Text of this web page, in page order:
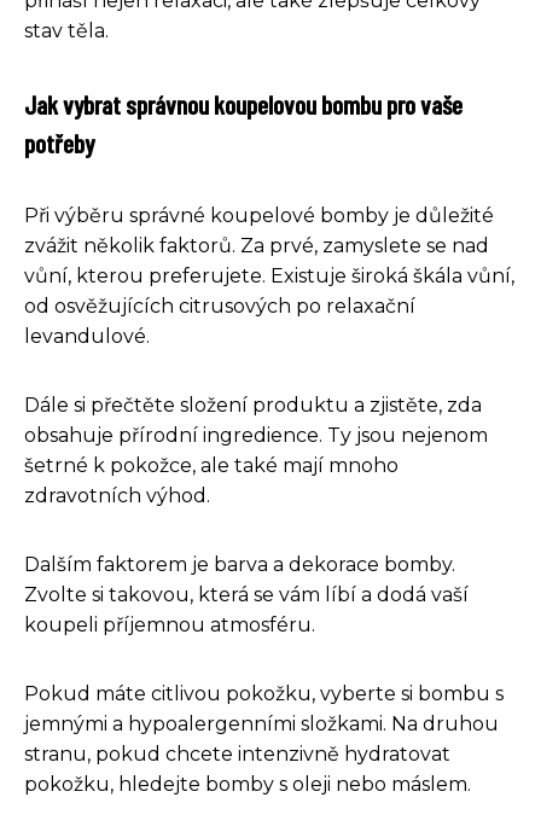
stav těla.
Jak vybrat správnou koupelovou bombu pro vaše
potřeby
Při výběru správné koupelové bomby je důležité
zvážit několik faktorů. Za prvé, zamyslete se nad
vůní, kterou preferujete. Existuje široká škála vůní,
od osvěžujících citrusových po relaxační
levandulové.
Dále si přečtěte složení produktu a zjistěte, zda
obsahuje přírodní ingredience. Ty jsou nejenom
šetrné k pokožce, ale také mají mnoho
zdravotních výhod.
Dalším faktorem je barva a dekorace bomby.
Zvolte si takovou, která se vám líbí a dodá vaší
koupeli příjemnou atmosféru.
Pokud máte citlivou pokožku, vyberte si bombu s
jemnými a hypoalergenními složkami. Na druhou
stranu, pokud chcete intenzivně hydratovat
pokožku, hledejte bomby s oleji nebo máslem.